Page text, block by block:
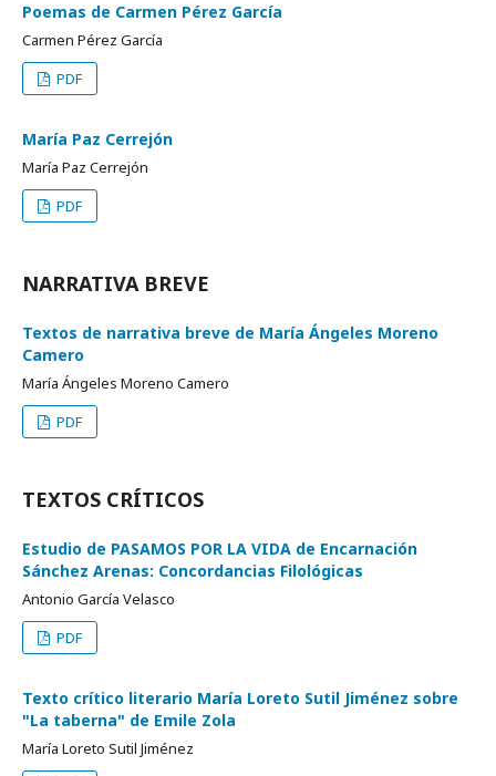
Poemas de Carmen Pérez García
Carmen Pérez García
PDF
María Paz Cerrejón
María Paz Cerrejón
PDF
NARRATIVA BREVE
Textos de narrativa breve de María Ángeles Moreno
Camero
María Ángeles Moreno Camero
PDF
TEXTOS CRÍTICOS
Estudio de PASAMOS POR LA VIDA de Encarnación
Sánchez Arenas: Concordancias Filológicas
Antonio García Velasco
PDF
Texto crítico literario María Loreto Sutil Jiménez sobre
"La taberna" de Emile Zola
María Loreto Sutil Jiménez